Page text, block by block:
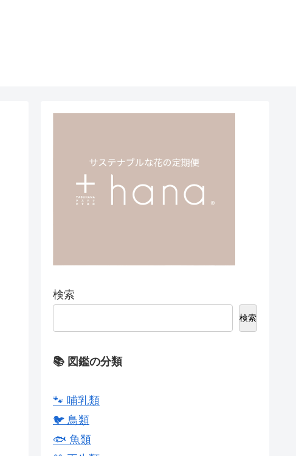
検索
検索
📚 図鑑の分類
🐾 哺乳類
🐦 鳥類
🐟 魚類